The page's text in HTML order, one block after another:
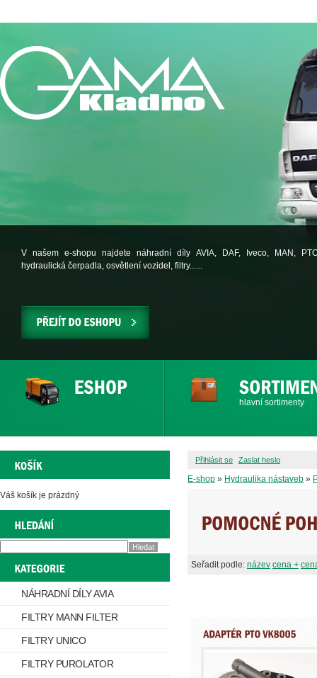
V našem e-shopu najdete náhradní díly AVIA, DAF, Iveco, MAN,
hydraulická čerpadla, osvětlení vozidel, filtry......
hlavní sortimenty
Přihlásit se Zaslat heslo
E-shop » Hydraulika nástaveb »
Seřadit podle: název cena +
Váš košík je prázdný
NÁHRADNÍ DÍLY AVIA
FILTRY MANN FILTER
FILTRY UNICO
FILTRY PUROLATOR